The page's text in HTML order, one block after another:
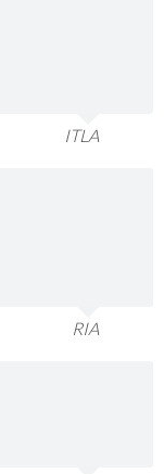
ITLA
RIA